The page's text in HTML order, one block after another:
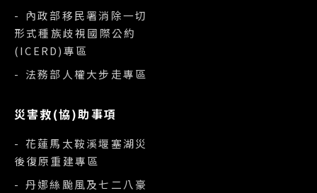
- 內政部移民署消除一切
形式種族歧視國際公約
(ICERD)專區
- 法務部人權大步走專區
災害救(協)助事項
- 花蓮馬太鞍溪堰塞湖災
後復原重建專區
- 丹娜絲颱風及七二八豪